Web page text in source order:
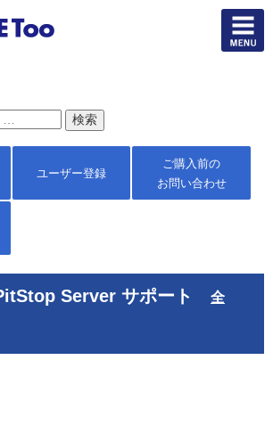
ユーザー登録
ご購入前の
お問い合わせ
Server サポート 全